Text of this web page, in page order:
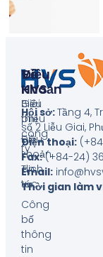
Hội sở:Tầng 4,
số 2 Liễu Giai,
Điện thoại:
Fax:(+84-24)
Email:
Thời gian làm
Về
HVS
Giới
thiệu
công
ty
Tin
tức
Công
bố
thông
tin
Điều
Khoản
Biểu
phí
Điều
khoản
dịch
vụ